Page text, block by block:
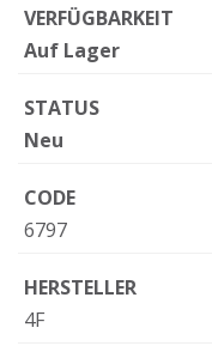
VERFÜGBARKEIT
Auf Lager
STATUS
Neu
CODE
6797
HERSTELLER
4F